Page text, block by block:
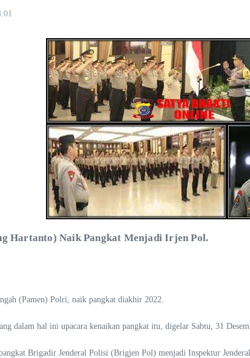
Hartanto) Naik Pangkat Menjadi Irjen Pol.
(Pamen) Polri, naik pangkat diakhir 2022.
dalam hal ini upacara kenaikan pangkat itu, digelar Sabtu, 31
Brigadir Jenderal Polisi (Brigjen Pol) menjadi Inspektur